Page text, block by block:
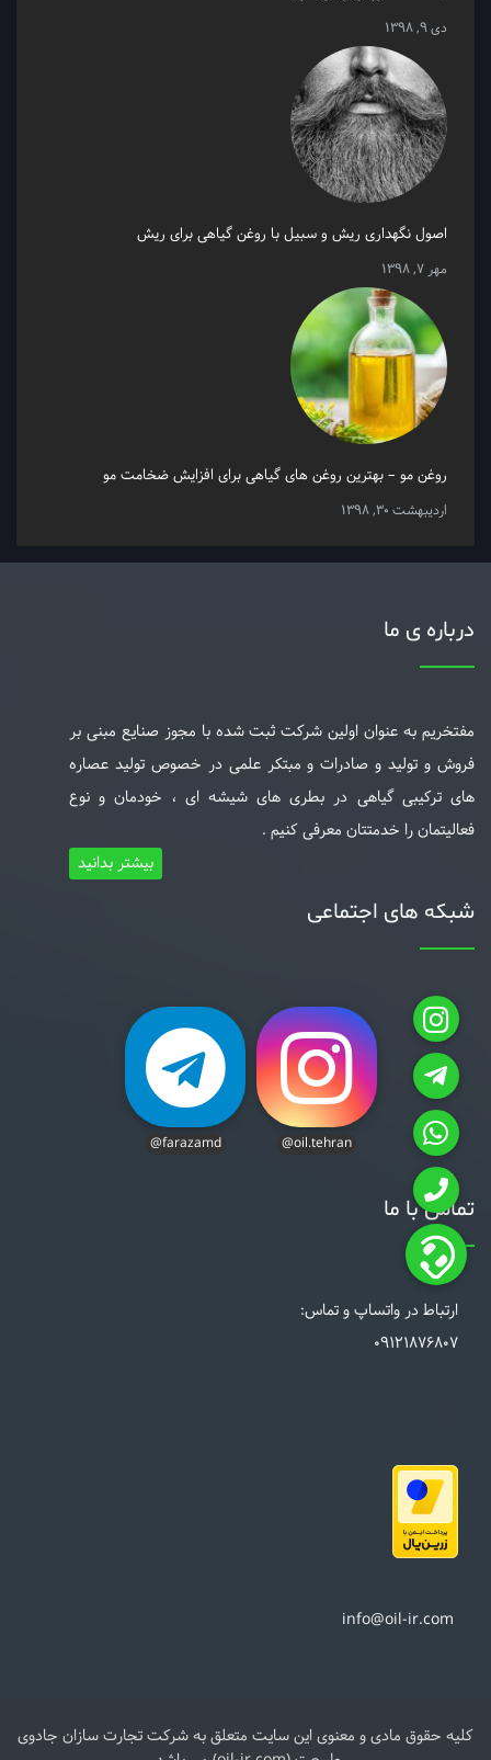
دی 9, 1398
اصول نگهداری ریش و سبیل با روغن گیاهی برای ریش
مهر 7, 1398
روغن مو – بهترین روغن های گیاهی برای افزایش ضخامت مو
اردیبهشت 30, 1398
درباره ی ما
مفتخریم به عنوان اولین شرکت ثبت شده با مجوز صنایع مبنی بر
فروش و تولید و صادرات و مبتکر علمی در خصوص تولید عصاره
های ترکیبی گیاهی در بطری های شیشه ای ، خودمان و نوع
فعالیتمان را خدمتتان معرفی کنیم .
بیشتر بدانید
شبکه های اجتماعی
@oil.tehran
@farazamd
تماس با ما
ارتباط در واتساپ و تماس:
09121876807
کلیه حقوق مادی و معنوی این سایت متعلق به شرکت تجارت سازان جادوی